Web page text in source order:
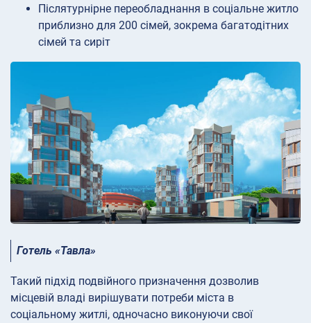
Післятурнірне переобладнання в соціальне житло
приблизно для 200 сімей, зокрема багатодітних
сімей та сиріт
Готель «Тавла»
Такий підхід подвійного призначення дозволив
місцевій владі вирішувати потреби міста в
соціальному житлі, одночасно виконуючи свої